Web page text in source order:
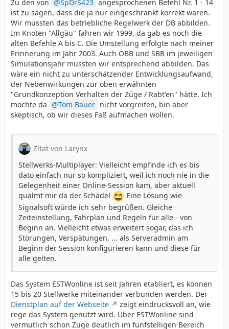
Zu den von
SpDrS423 angesprochenen Befehl Nr. 1 - 14
ist zu sagen, dass die ja nur eingeschränkt korrekt wären.
Wir müssten das betriebliche Regelwerk der DB abbilden.
Im Knoten "Allgäu" fahren wir 1999, da gab es noch die
alten Befehle A bis C. Die Umstellung erfolgte nach meiner
Erinnerung im Jahr 2003. Auch ÖBB und SBB im jeweiligen
Simulationsjahr müssten wir entsprechend abbilden. Das
wäre ein nicht zu unterschätzender Entwicklungsaufwand,
der Nebenwirkungen zur oben erwähnten
"Grundkonzeption Verhalten der Züge / Rabt'en" hätte. Ich
möchte da
Tom Bauer nicht vorgreifen, bin aber
skeptisch, ob wir dieses Faß aufmachen wollen.
Zitat von Larynx
Stellwerks-Multiplayer: Vielleicht empfinde ich es bis
dato einfach nur so kompliziert, weil ich noch nie in die
Gelegenheit einer Online-Session kam, aber aktuell
qualmt mir da der Schädel
Eine Lösung wie
Signalsoft würde ich sehr begrüßen. Gleiche
Zeiteinstellung, Fahrplan und Regeln für alle - von
Beginn an. Vielleicht etwas erweitert sogar, das ich
Störungen, Verspätungen, ... als Serveradmin am
Beginn der Session konfigurieren kann und diese für
alle gelten.
Das System ESTWonline ist seit Jahren etabliert, es können
15 bis 20 Stellwerke miteinander verbunden werden. Der
Dienstplan auf der Webseite
zeigt eindrucksvoll an, wie
rege das System genutzt wird. Über ESTWonline sind
vermutlich schon Züge deutlich im fünfstelligen Bereich